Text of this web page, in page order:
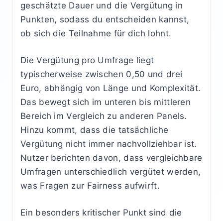
geschätzte Dauer und die Vergütung in
Punkten, sodass du entscheiden kannst,
ob sich die Teilnahme für dich lohnt.
Die Vergütung pro Umfrage liegt
typischerweise zwischen 0,50 und drei
Euro, abhängig von Länge und Komplexität.
Das bewegt sich im unteren bis mittleren
Bereich im Vergleich zu anderen Panels.
Hinzu kommt, dass die tatsächliche
Vergütung nicht immer nachvollziehbar ist.
Nutzer berichten davon, dass vergleichbare
Umfragen unterschiedlich vergütet werden,
was Fragen zur Fairness aufwirft.
Ein besonders kritischer Punkt sind die